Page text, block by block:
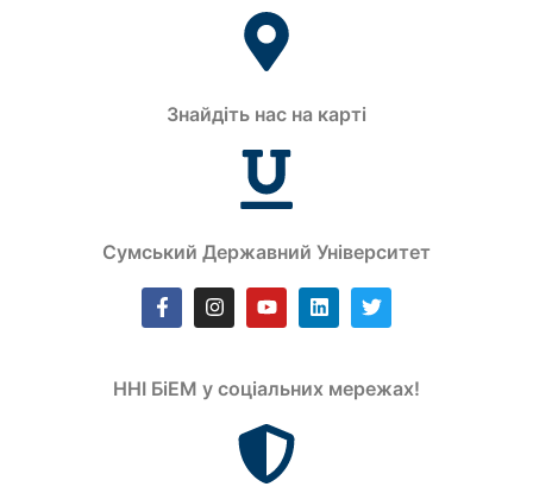
Знайдіть нас на карті
Сумський Державний Університет
ННІ БіЕМ у соціальних мережах!